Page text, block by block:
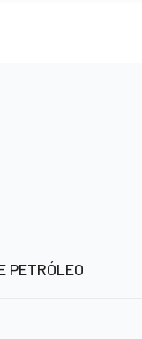
PETRÓLEO